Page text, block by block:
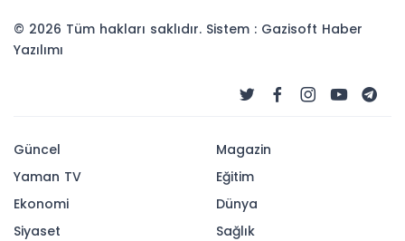
© 2026 Tüm hakları saklıdır. Sistem : Gazisoft Haber
Yazılımı
Güncel
Yaman TV
Ekonomi
Siyaset
Magazin
Eğitim
Dünya
Sağlık